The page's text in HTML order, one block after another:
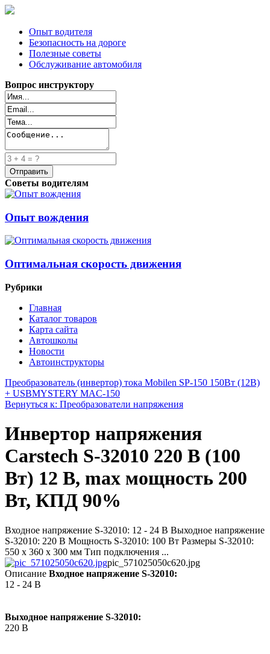
Опыт водителя
Безопасность на дороге
Полезные советы
Обслуживание автомобиля
Вопрос инструктору
Советы водителям
Опыт вождения
Оптимальная скорость движения
Рубрики
Главная
Каталог товаров
Карта сайта
Автошколы
Новости
Автоинструкторы
Преобразователь (инвертор) тока Mobilen SP-150 150Вт (12В)
+ USBMYSTERY MAC-150
Вернуться к: Преобразователи напряжения
Инвертор напряжения
Carstech S-32010 220 В (100
Вт) 12 В, max мощность 200
Вт, КПД 90%
Входное напряжение S-32010: 12 - 24 В Выходное напряжение
S-32010: 220 В Мощность S-32010: 100 Вт Размеры S-32010:
550 x 360 x 300 мм Тип подключения ...
pic_571025050c620.jpg
Описание Входное напряжение S-32010:
12 - 24 В
Выходное напряжение S-32010:
220 В